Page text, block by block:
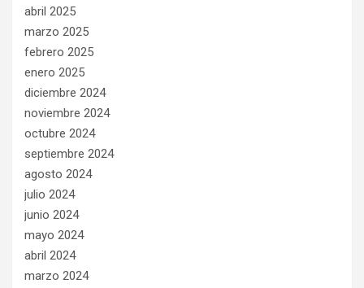
abril 2025
marzo 2025
febrero 2025
enero 2025
diciembre 2024
noviembre 2024
octubre 2024
septiembre 2024
agosto 2024
julio 2024
junio 2024
mayo 2024
abril 2024
marzo 2024